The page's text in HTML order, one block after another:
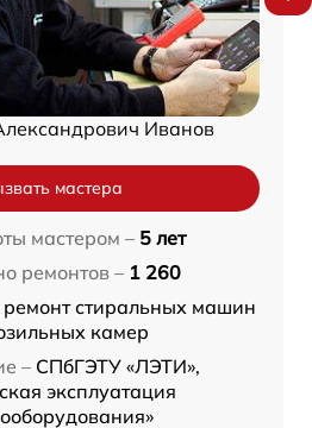
Иванов
мастера
мастером – 5 лет
ремонтов – 1 260
ремонт стиральных машин
камер
– СПбГЭТУ «ЛЭТИ»,
эксплуатация